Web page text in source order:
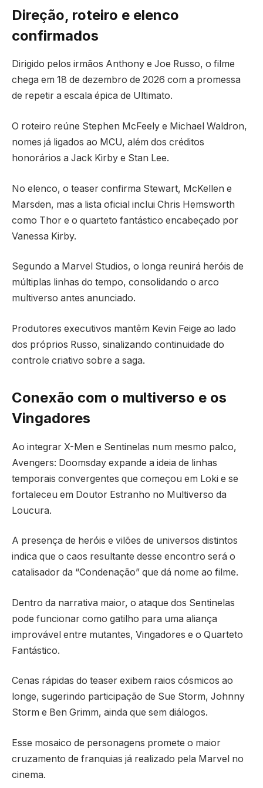
Direção, roteiro e elenco
confirmados
Dirigido pelos irmãos Anthony e Joe Russo, o filme
chega em 18 de dezembro de 2026 com a promessa
de repetir a escala épica de Ultimato.
O roteiro reúne Stephen McFeely e Michael Waldron,
nomes já ligados ao MCU, além dos créditos
honorários a Jack Kirby e Stan Lee.
No elenco, o teaser confirma Stewart, McKellen e
Marsden, mas a lista oficial inclui Chris Hemsworth
como Thor e o quarteto fantástico encabeçado por
Vanessa Kirby.
Segundo a Marvel Studios, o longa reunirá heróis de
múltiplas linhas do tempo, consolidando o arco
multiverso antes anunciado.
Produtores executivos mantêm Kevin Feige ao lado
dos próprios Russo, sinalizando continuidade do
controle criativo sobre a saga.
Conexão com o multiverso e os
Vingadores
Ao integrar X-Men e Sentinelas num mesmo palco,
Avengers: Doomsday expande a ideia de linhas
temporais convergentes que começou em Loki e se
fortaleceu em Doutor Estranho no Multiverso da
Loucura.
A presença de heróis e vilões de universos distintos
indica que o caos resultante desse encontro será o
catalisador da “Condenação” que dá nome ao filme.
Dentro da narrativa maior, o ataque dos Sentinelas
pode funcionar como gatilho para uma aliança
improvável entre mutantes, Vingadores e o Quarteto
Fantástico.
Cenas rápidas do teaser exibem raios cósmicos ao
longe, sugerindo participação de Sue Storm, Johnny
Storm e Ben Grimm, ainda que sem diálogos.
Esse mosaico de personagens promete o maior
cruzamento de franquias já realizado pela Marvel no
cinema.